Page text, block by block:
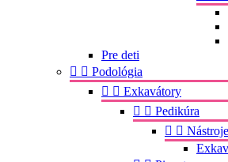
Pre deti
  Podológia
  Exkavátory
  Pedikúra
 